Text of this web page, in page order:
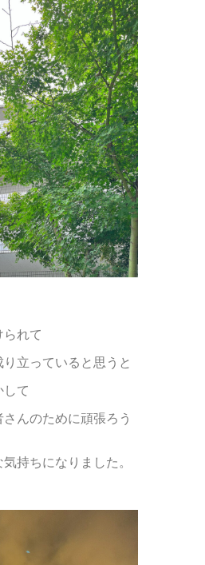
れて
立っていると思うと
て
んのために頑張ろう
持ちになりました。